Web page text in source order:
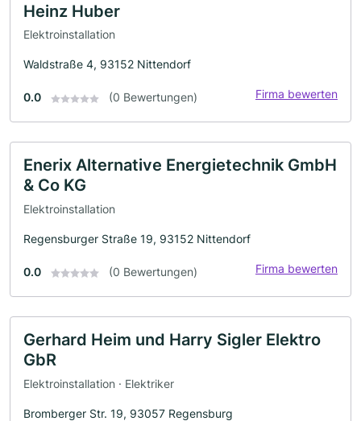
Heinz Huber
Elektroinstallation
Waldstraße 4, 93152 Nittendorf
0.0 (0 Bewertungen) Firma bewerten
Enerix Alternative Energietechnik GmbH
& Co KG
Elektroinstallation
Regensburger Straße 19, 93152 Nittendorf
0.0 (0 Bewertungen) Firma bewerten
Gerhard Heim und Harry Sigler Elektro
GbR
Elektroinstallation · Elektriker
Bromberger Str. 19, 93057 Regensburg